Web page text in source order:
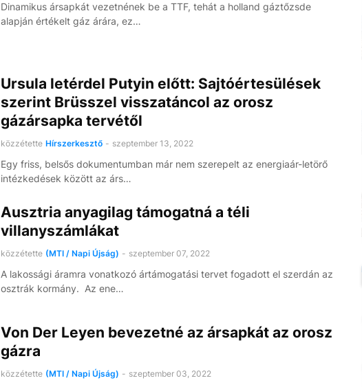
Dinamikus ársapkát vezetnének be a TTF, tehát a holland gáztőzsde
alapján értékelt gáz árára, ez…
Ursula letérdel Putyin előtt: Sajtóértesülések
szerint Brüsszel visszatáncol az orosz
gázársapka tervétől
közzétette Hírszerkesztő - szeptember 13, 2022
Egy friss, belsős dokumentumban már nem szerepelt az energiaár-letörő
intézkedések között az árs…
Ausztria anyagilag támogatná a téli
villanyszámlákat
közzétette (MTI / Napi Újság) - szeptember 07, 2022
A lakossági áramra vonatkozó ártámogatási tervet fogadott el szerdán az
osztrák kormány. Az ene…
Von Der Leyen bevezetné az ársapkát az orosz
gázra
közzétette (MTI / Napi Újság) - szeptember 03, 2022